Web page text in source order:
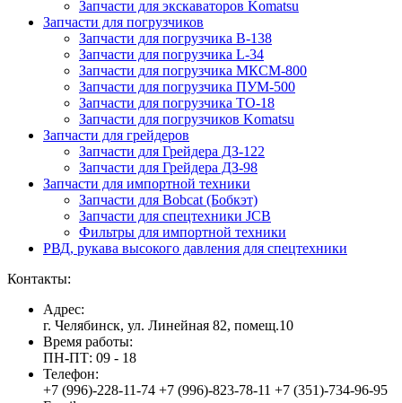
Запчасти для экскаваторов Komatsu
Запчасти для погрузчиков
Запчасти для погрузчика B-138
Запчасти для погрузчика L-34
Запчасти для погрузчика МКСМ-800
Запчасти для погрузчика ПУМ-500
Запчасти для погрузчика ТО-18
Запчасти для погрузчиков Komatsu
Запчасти для грейдеров
Запчасти для Грейдера ДЗ-122
Запчасти для Грейдера ДЗ-98
Запчасти для импортной техники
Запчасти для Bobcat (Бобкэт)
Запчасти для спецтехники JCB
Фильтры для импортной техники
РВД, рукава высокого давления для спецтехники
Контакты:
Адрес:
г. Челябинск, ул. Линейная 82, помещ.10
Время работы:
ПН-ПТ: 09 - 18
Телефон:
+7 (996)-228-11-74 +7 (996)-823-78-11 +7 (351)-734-96-95